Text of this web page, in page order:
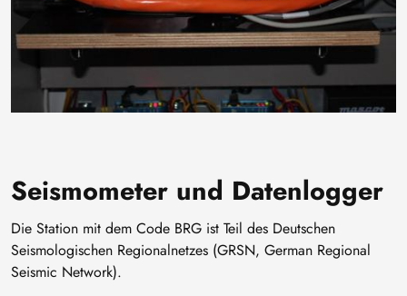
Seismometer und Datenlogger
Die Station mit dem Code BRG ist Teil des Deutschen
Seismologischen Regionalnetzes (GRSN, German Regional
Seismic Network).